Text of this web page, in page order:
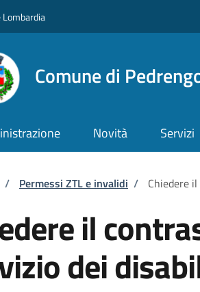
Lombardia
Comune di
Novità Servizi
di pane
/ Permessi ZTL e invalidi / Chiedere
il
dei